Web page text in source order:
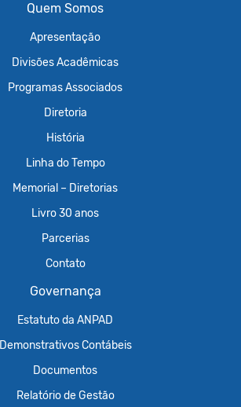
Quem Somos
Apresentação
Divisões Acadêmicas
Programas Associados
Diretoria
História
Linha do Tempo
Memorial – Diretorias
Livro 30 anos
Parcerias
Contato
Governança
Estatuto da ANPAD
Demonstrativos Contábeis
Documentos
Relatório de Gestão